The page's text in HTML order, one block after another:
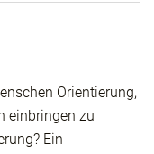
Orientierung,
einbringen zu
Ein